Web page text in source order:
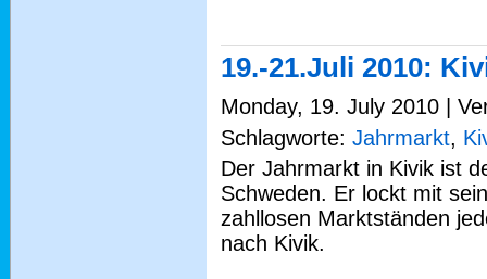
19.-21.Juli 2010:
Monday, 19. July 2010 |
Schlagworte: Jahrmarkt,
Der Jahrmarkt in Kivik ist
Schweden. Er lockt mit
zahllosen Marktständen
nach Kivik.